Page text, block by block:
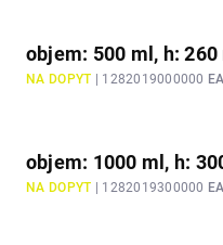
objem: 500 ml, h:
NA DOPYT | 1282019000000
objem: 1000 ml, h:
NA DOPYT | 1282019300000